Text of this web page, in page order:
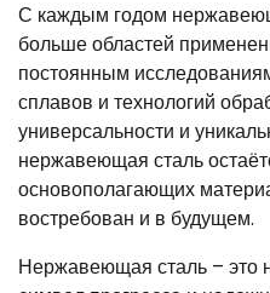
С каждым годом
больше областей
постоянным
сплавов и технологий
универсальности и
нержавеющая сталь
основополагающих
востребован и в будущем.
Нержавеющая сталь – это